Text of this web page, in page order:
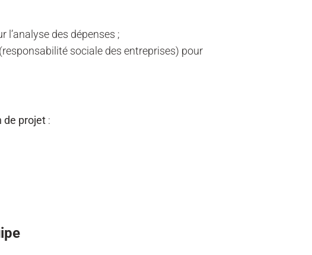
l’analyse des dépenses ;
sociale des entreprises) pour
de projet :